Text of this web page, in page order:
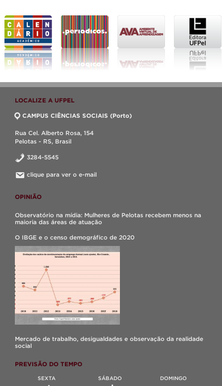
LOCALIZE A UFPEL
CAMPUS CIÊNCIAS SOCIAIS (Porto)
Rua Cel. Alberto Rosa, 154
Pelotas - RS, Brasil
3284-5545
clique para ver o e-mail
OPINIÃO
Observatório na mídia: Mulheres de Pelotas recebem menos na
maioria das áreas de atuação
O IBGE e o censo demográfico de 2020
Mercado de trabalho, desigualdades e observação da realidade
social
PREVISÃO DO TEMPO
SEXTA SÁBADO DOMINGO